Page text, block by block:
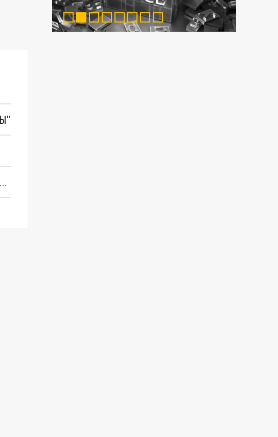
"ОЧЕНЬ ПЛОХИЕ НОВОСТИ": БОЛЬШАЯ ОШИБКА PALANTIR В РОССИИ. СТРАНЫ НАТО ВПЕРВЫЕ ЗА СВО ОСТАНОВИЛИ ПОСТАВКИ ОРУЖИЯ. ВСУ ТЕРЯЮТ ПРИГРАНИЧЬЕ?